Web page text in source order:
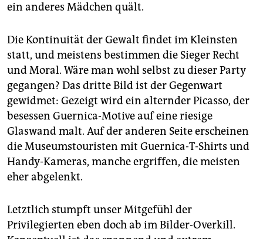
ein anderes Mädchen quält.
Die Kontinuität der Gewalt findet im Kleinsten
statt, und meistens bestimmen die Sieger Recht
und Moral. Wäre man wohl selbst zu dieser Party
gegangen? Das dritte Bild ist der Gegenwart
gewidmet: Gezeigt wird ein alternder Picasso, der
besessen Guernica-Motive auf eine riesige
Glaswand malt. Auf der anderen Seite erscheinen
die Museumstouristen mit Guernica-T-Shirts und
Handy-Kameras, manche ergriffen, die meisten
eher abgelenkt.
Letztlich stumpft unser Mitgefühl der
Privilegierten eben doch ab im Bilder-Overkill.